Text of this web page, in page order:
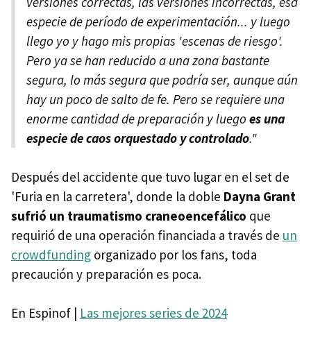
especie de período de experimentación... y luego
llego yo y hago mis propias 'escenas de riesgo'.
Pero ya se han reducido a una zona bastante
segura, lo más segura que podría ser, aunque aún
hay un poco de salto de fe. Pero se requiere una
enorme cantidad de preparación y luego es una
especie de caos orquestado y controlado."
Después del accidente que tuvo lugar en el set de
'Furia en la carretera', donde la doble Dayna Grant
sufrió un traumatismo craneoencefálico que
requirió de una operación financiada a través de un
crowdfunding organizado por los fans, toda
precaución y preparación es poca.
En Espinof | Las mejores series de 2024